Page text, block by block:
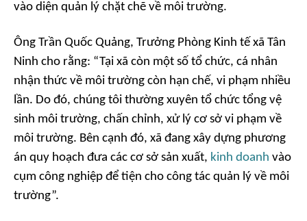
vào diện quản lý chặt chẽ về môi trường.
Ông Trần Quốc Quảng, Trưởng Phòng Kinh tế xã Tân
Ninh cho rằng: “Tại xã còn một số tổ chức, cá nhân
nhận thức về môi trường còn hạn chế, vi phạm nhiều
lần. Do đó, chúng tôi thường xuyên tổ chức tổng vệ
sinh môi trường, chấn chỉnh, xử lý cơ sở vi phạm về
môi trường. Bên cạnh đó, xã đang xây dựng phương
án quy hoạch đưa các cơ sở sản xuất, kinh doanh vào
cụm công nghiệp để tiện cho công tác quản lý về môi
trường”.